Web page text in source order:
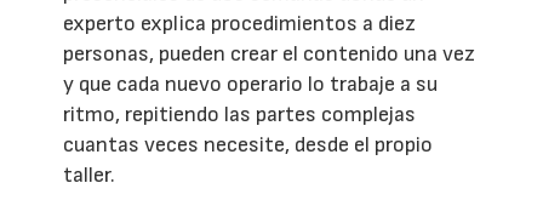
experto explica procedimientos a diez
personas, pueden crear el contenido una vez
y que cada nuevo operario lo trabaje a su
ritmo, repitiendo las partes complejas
cuantas veces necesite, desde el propio
taller.